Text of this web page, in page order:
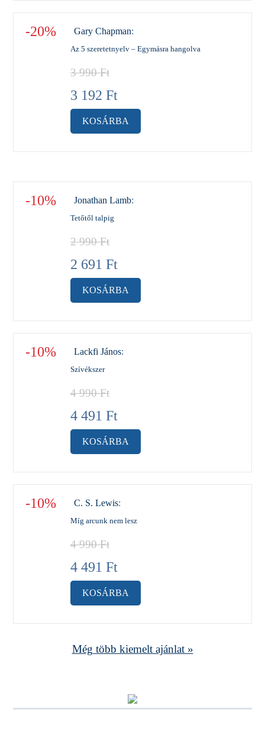
-20% Gary Chapman:
Az 5 szeretetnyelv – Egymásra hangolva
3 990Ft
3 192 Ft
KOSÁRBA
-10% Jonathan Lamb:
Tetőtől talpig
2 990Ft
2 691 Ft
KOSÁRBA
-10% Lackfi János:
Szívékszer
4 990Ft
4 491 Ft
KOSÁRBA
-10% C. S. Lewis:
Míg arcunk nem lesz
4 990Ft
4 491 Ft
KOSÁRBA
Még több kiemelt ajánlat »